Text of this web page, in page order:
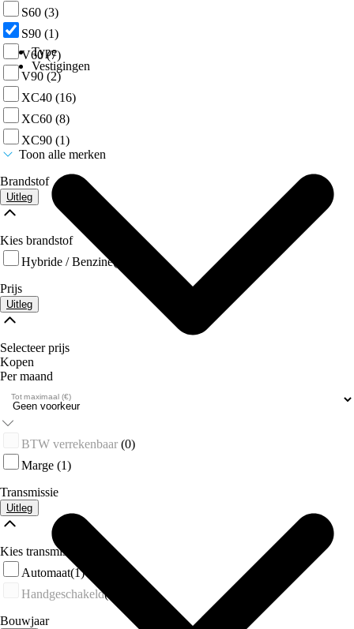
Type
Vestigingen
Over Ons
S60 (3)
S90 (1)
V60(7)
V90 (2)
XC40 (16)
XC60 (8)
XC90 (1)
Toon alle merken
Brandstof
Uitleg
Kies brandstof
Hybride / Benzine(1)
Prijs
Uitleg
Selecteer prijs
Kopen
Per maand
Tot maximaal (€)
BTW verrekenbaar (0)
Marge (1)
Transmissie
Uitleg
Kies transmissie
Automaat(1)
Handgeschakeld(0)
Bouwjaar